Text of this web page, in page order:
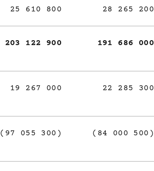
25 610 800 28 265 200
203 122 900 191 686 000
19 267 000 22 285 300
(97 055 300) (84 000 500)